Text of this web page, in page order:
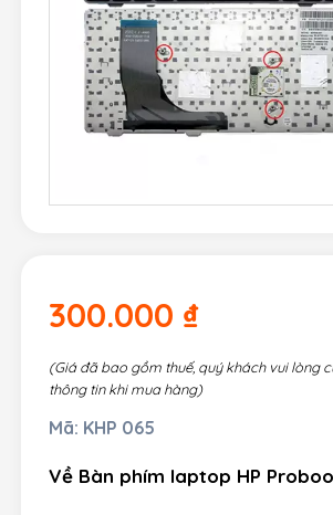
300.000 ₫
(Giá đã bao gồm thuế, quý khách vui lòng
thông tin khi mua hàng)
Mã: KHP 065
Về Bàn phím laptop HP